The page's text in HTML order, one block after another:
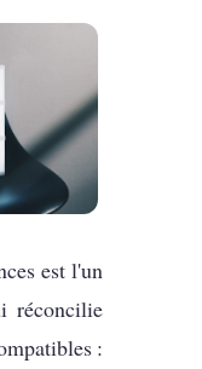
est l'un
réconcilie
: